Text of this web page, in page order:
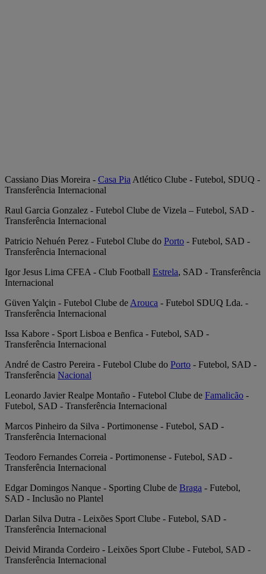
Cassiano Dias Moreira - Casa Pia Atlético Clube - Futebol, SDUQ -
Transferência Internacional
Raul Garcia Gonzalez - Futebol Clube de Vizela – Futebol, SAD -
Transferência Internacional
Patricio Nehuén Perez - Futebol Clube do Porto - Futebol, SAD -
Transferência Internacional
Igor Jesus Lima CFEA - Club Football Estrela, SAD - Transferência
Internacional
Güven Yalçin - Futebol Clube de Arouca - Futebol SDUQ Lda. -
Transferência Internacional
Issa Kabore - Sport Lisboa e Benfica - Futebol, SAD -
Transferência Internacional
André de Castro Pereira - Futebol Clube do Porto - Futebol, SAD -
Transferência Nacional
Leonardo Javier Realpe Montaño - Futebol Clube de Famalicão -
Futebol, SAD - Transferência Internacional
Marcos Pinheiro da Silva - Portimonense - Futebol, SAD -
Transferência Internacional
Teodoro Fernandes Correia - Portimonense - Futebol, SAD -
Transferência Internacional
Edgar Domingos Nanque - Sporting Clube de Braga - Futebol,
SAD - Inclusão no Plantel
Darlan Silva Dutra - Leixões Sport Clube - Futebol, SAD -
Transferência Internacional
Deivid Miranda Cordeiro - Leixões Sport Clube - Futebol, SAD -
Transferência Internacional